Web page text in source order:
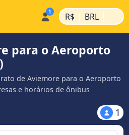
R$ | BRL |
para o Aeroporto
de Aviemore para o Aeroporto
e horários de ônibus
1